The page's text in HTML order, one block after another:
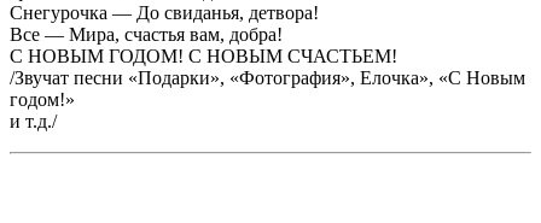
Снегурочка — До свиданья, детвора!
Все — Мира, счастья вам, добра!
С НОВЫМ ГОДОМ! С НОВЫМ СЧАСТЬЕМ!
/Звучат песни «Подарки», «Фотография», Елочка», «С Новым
годом!»
и т.д./